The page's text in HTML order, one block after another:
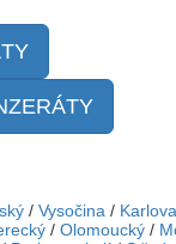
/ Vysočina /
/ Olomoucký /